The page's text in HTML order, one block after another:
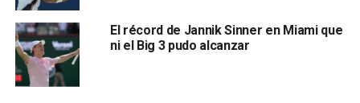
El récord de Jannik Sinner en Miami que
ni el Big 3 pudo alcanzar